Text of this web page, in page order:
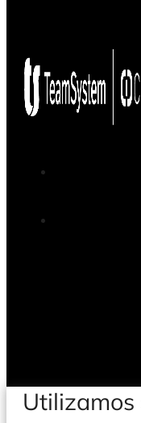
Utilizamos